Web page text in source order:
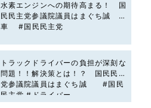
水素エンジンへの期待高まる！ 国
民民主党参議院議員はまぐち誠 #
車 #国民民主党
トラックドライバーの負担が深刻な
問題！！解決策とは！？ 国民民主
党参議院議員はまぐち誠 #国民
民主党 #ドライバー